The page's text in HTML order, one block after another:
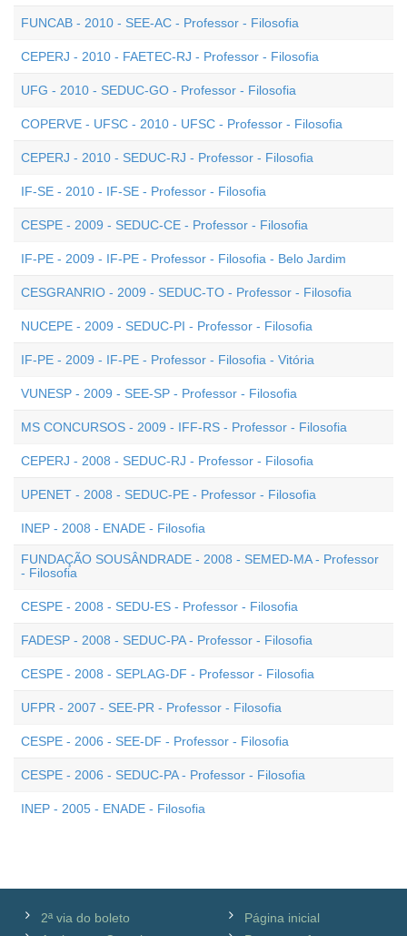
FUNCAB - 2010 - SEE-AC - Professor - Filosofia
CEPERJ - 2010 - FAETEC-RJ - Professor - Filosofia
UFG - 2010 - SEDUC-GO - Professor - Filosofia
COPERVE - UFSC - 2010 - UFSC - Professor - Filosofia
CEPERJ - 2010 - SEDUC-RJ - Professor - Filosofia
IF-SE - 2010 - IF-SE - Professor - Filosofia
CESPE - 2009 - SEDUC-CE - Professor - Filosofia
IF-PE - 2009 - IF-PE - Professor - Filosofia - Belo Jardim
CESGRANRIO - 2009 - SEDUC-TO - Professor - Filosofia
NUCEPE - 2009 - SEDUC-PI - Professor - Filosofia
IF-PE - 2009 - IF-PE - Professor - Filosofia - Vitória
VUNESP - 2009 - SEE-SP - Professor - Filosofia
MS CONCURSOS - 2009 - IFF-RS - Professor - Filosofia
CEPERJ - 2008 - SEDUC-RJ - Professor - Filosofia
UPENET - 2008 - SEDUC-PE - Professor - Filosofia
INEP - 2008 - ENADE - Filosofia
FUNDAÇÃO SOUSÂNDRADE - 2008 - SEMED-MA - Professor
- Filosofia
CESPE - 2008 - SEDU-ES - Professor - Filosofia
FADESP - 2008 - SEDUC-PA - Professor - Filosofia
CESPE - 2008 - SEPLAG-DF - Professor - Filosofia
UFPR - 2007 - SEE-PR - Professor - Filosofia
CESPE - 2006 - SEE-DF - Professor - Filosofia
CESPE - 2006 - SEDUC-PA - Professor - Filosofia
INEP - 2005 - ENADE - Filosofia
2ª via do boleto
Página inicial